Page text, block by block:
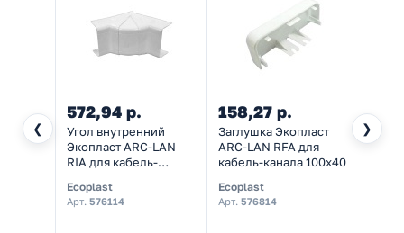
❮ ❯
572,94 р.
Угол внутренний
Экопласт ARC-LAN
RIA для кабель-
изменяемый
Ecoplast
Арт. 576114
158,27 р.
Заглушка Экопласт
ARC-LAN RFA для
кабель-канала 100х40
Ecoplast
Арт. 576814